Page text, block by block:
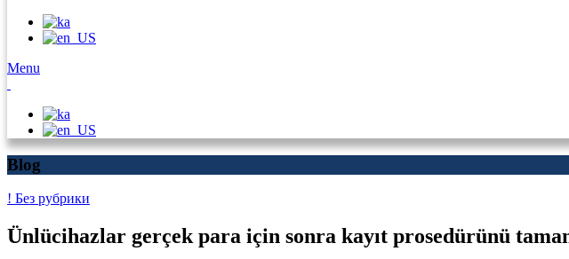
Menu
Blog
! Без рубрики
Ünlücihazlar gerçek para için sonra kayıt prosedürünü